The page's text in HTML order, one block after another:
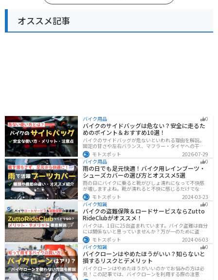
オススメ記事
バイク用品 0
バイクのサイドバッグは危ない？安全に走るた
めのポイント＆おすすめ10選！
バイクのサイドバッグが危ないといわれる理由を解説。
固定の甘さや左右バランス、マフラー・タイヤへの干
渉、横幅の変化など安全上の注意点に加え、メリット・
デメリット、容量・素材・防水性を踏まえた選び方、お
すすめのサイドバッグ10選を紹介します。
モトスポット
2026-07-29
バイク用品
0
雨の日でも足元快適！バイク用レインブーツ・
シューズカバーの選び方とオススメ5選
雨の日にバイクに乗ると靴がびしょ濡れになって不快感
が増しますよね。靴が濡れると不快に感じるだけでなく
操作性にも影響が出るので事故の原因にもなります。ブ
ーツカバーを使うことで靴を雨や汚れから防ぐことがで
きます。防風効果もあるので寒さ対策にもなります。
モトスポット
2024-03-23
バイク知識
0
バイクの盗難保険＆ロードサービスならZutto
RideClubがオススメ！
バイクは、1日に25台盗まれています。バイク盗難は自分
には関係ないと思っていませんか？万が一のために盗難
保険を検討しておきましょう。この記事ではオススメの
バイク盗難保険「ZuttoRideClub」について解説します。
ロードサービスや会員限定特典などもあるので、お得な
バイク盗難保険を探している人に最適です。
モトスポット
2024-06-03
バイク知識
0
バイクローンはやめたほうがいい？知らないと
損するリスクとデメリット
バイクローンはやめたほうがいいのかでお悩みの方は必
見！この記事では、バイクローンを利用する際の注意点